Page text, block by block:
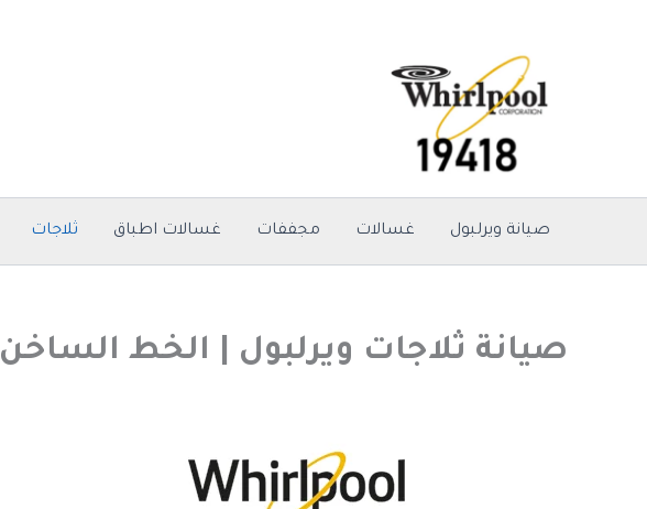
صيانة ويرلبول غسالات مجففات غسالات اطباق ثلاجات
صيانة ثلاجات ويرلبول | الخط الساخن 19418 | قطع غيار أصلية